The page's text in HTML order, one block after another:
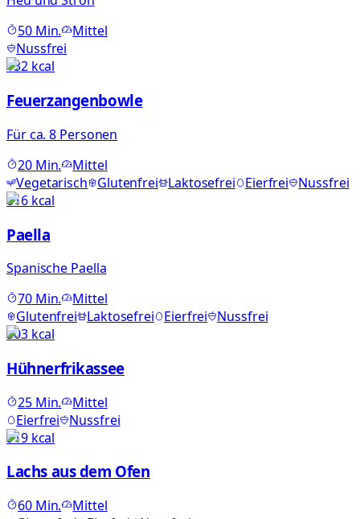
50Min.
Mittel
Nussfrei
132kcal
Feuerzangenbowle
Für ca. 8 Personen
20Min.
Mittel
Vegetarisch
Glutenfrei Laktosefrei Eierfrei
Nussfrei
816kcal
Paella
Spanische Paella
70Min.
Mittel
Glutenfrei Laktosefrei Eierfrei
Nussfrei
303kcal
Hühnerfrikassee
25Min.
Mittel
Eierfrei
Nussfrei
919kcal
Lachs aus dem Ofen
60Min.
Mittel